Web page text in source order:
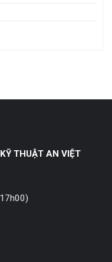
THUẬT AN VIỆT